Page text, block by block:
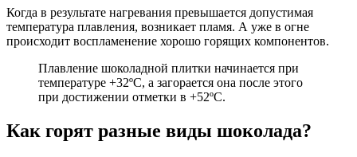
Когда в результате нагревания превышается допустимая
температура плавления, возникает пламя. А уже в огне
происходит воспламенение хорошо горящих компонентов.
Плавление шоколадной плитки начинается при
температуре +32ºC, а загорается она после этого
при достижении отметки в +52ºC.
Как горят разные виды шоколада?